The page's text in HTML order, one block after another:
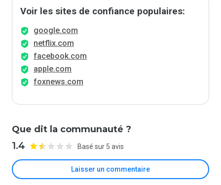
Voir les sites de confiance populaires:
google.com
netflix.com
facebook.com
apple.com
foxnews.com
Que dit la communauté ?
1.4 Basé sur 5 avis
Laisser un commentaire